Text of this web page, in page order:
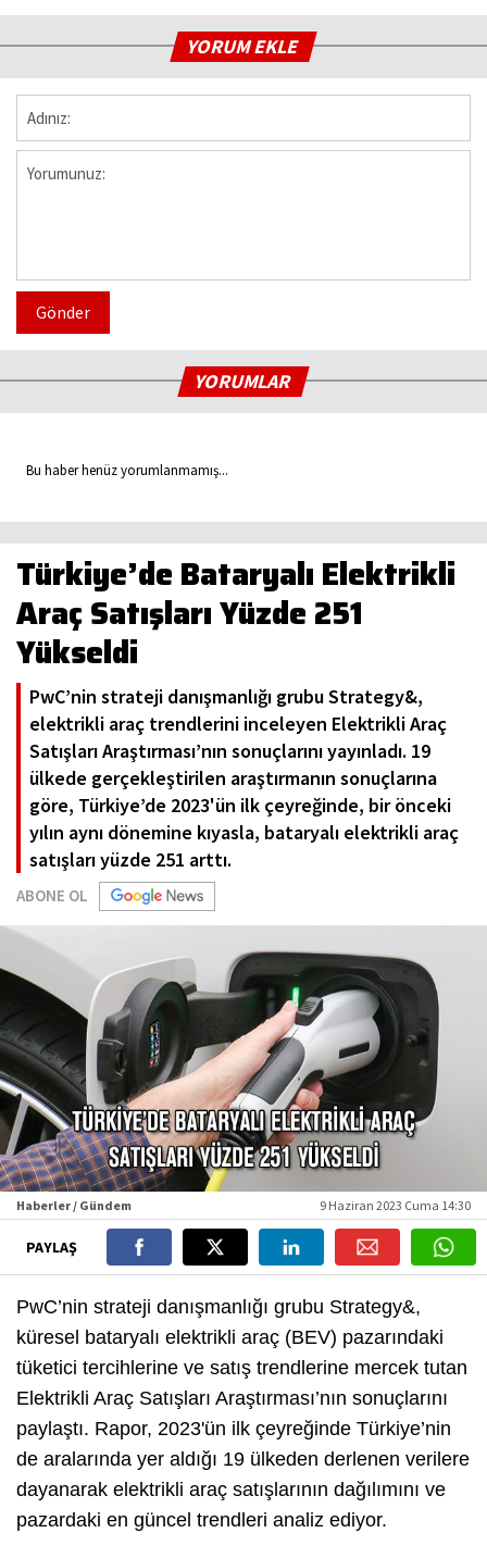
YORUM EKLE
Gönder
YORUMLAR
Bu haber henüz yorumlanmamış...
Türkiye’de Bataryalı Elektrikli
Araç Satışları Yüzde 251
Yükseldi
PwC’nin strateji danışmanlığı grubu Strategy&,
elektrikli araç trendlerini inceleyen Elektrikli Araç
Satışları Araştırması’nın sonuçlarını yayınladı. 19
ülkede gerçekleştirilen araştırmanın sonuçlarına
göre, Türkiye’de 2023'ün ilk çeyreğinde, bir önceki
yılın aynı dönemine kıyasla, bataryalı elektrikli araç
satışları yüzde 251 arttı.
ABONE OL
Haberler / Gündem 9 Haziran 2023 Cuma 14:30
PAYLAŞ
PwC’nin strateji danışmanlığı grubu Strategy&,
küresel bataryalı elektrikli araç (BEV) pazarındaki
tüketici tercihlerine ve satış trendlerine mercek tutan
Elektrikli Araç Satışları Araştırması’nın sonuçlarını
paylaştı. Rapor, 2023'ün ilk çeyreğinde Türkiye’nin
de aralarında yer aldığı 19 ülkeden derlenen verilere
dayanarak elektrikli araç satışlarının dağılımını ve
pazardaki en güncel trendleri analiz ediyor.